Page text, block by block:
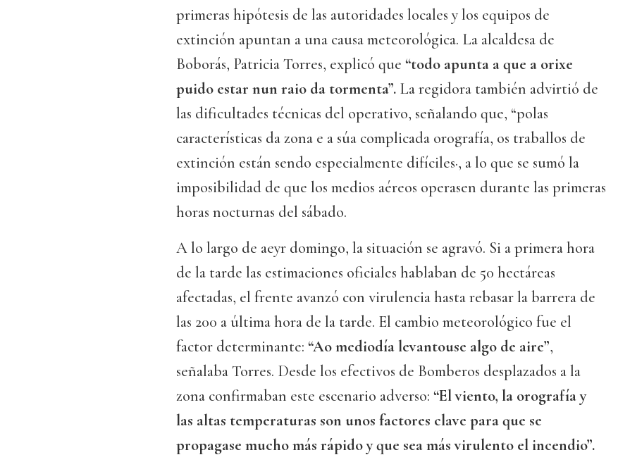
primeras hipótesis de las autoridades locales y los equipos de
extinción apuntan a una causa meteorológica. La alcaldesa de
Boborás, Patricia Torres, explicó que “todo apunta a que a orixe
puido estar nun raio da tormenta”. La regidora también advirtió de
las dificultades técnicas del operativo, señalando que, “polas
características da zona e a súa complicada orografía, os traballos de
extinción están sendo especialmente difíciles·, a lo que se sumó la
imposibilidad de que los medios aéreos operasen durante las primeras
horas nocturnas del sábado.
A lo largo de aeyr domingo, la situación se agravó. Si a primera hora
de la tarde las estimaciones oficiales hablaban de 50 hectáreas
afectadas, el frente avanzó con virulencia hasta rebasar la barrera de
las 200 a última hora de la tarde. El cambio meteorológico fue el
factor determinante: “Ao mediodía levantouse algo de aire”,
señalaba Torres. Desde los efectivos de Bomberos desplazados a la
zona confirmaban este escenario adverso: “El viento, la orografía y
las altas temperaturas son unos factores clave para que se
propagase mucho más rápido y que sea más virulento el incendio”.